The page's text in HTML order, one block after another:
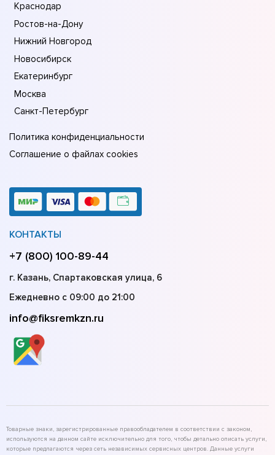
Краснодар
Ростов-на-Дону
Нижний Новгород
Новосибирск
Екатеринбург
Москва
Санкт-Петербург
Политика конфиденциальности
Соглашение о файлах cookies
КОНТАКТЫ
+7 (800) 100-89-44
г. Казань, Спартаковская улица, 6
Ежедневно с 09:00 до 21:00
info@fiksremkzn.ru
Товарные знаки, зарегистрированные правообладателем в соответствии с законом,
используются на данном сайте исключительно для того, чтобы детально описать услуги,
которые предлагаются через сеть независимых сервисных центров. Данные услуги